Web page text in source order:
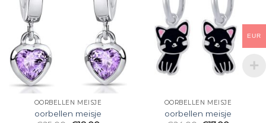
OORBELLEN MEISJE
oorbellen meisje
OORBELLEN MEISJE
oorbellen meisje
EUR